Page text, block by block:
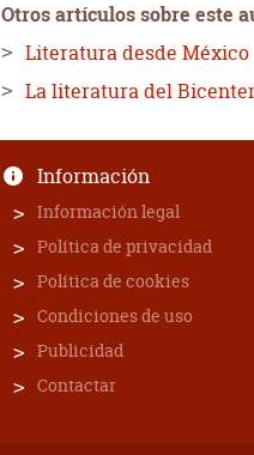
Otros artículos sobre este
Literatura desde México
La literatura del
Información
Información legal
Política de privacidad
Política de cookies
Condiciones de uso
Publicidad
Contactar